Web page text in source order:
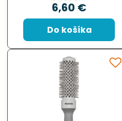
6,60 €
Do košíka